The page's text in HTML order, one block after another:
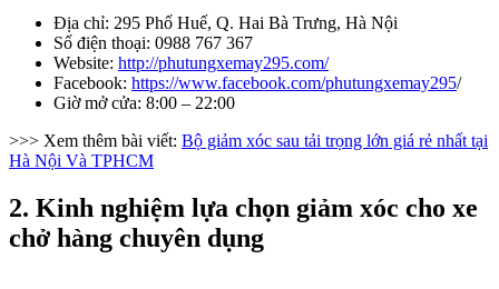
Địa chỉ: 295 Phố Huế, Q. Hai Bà Trưng, Hà Nội
Số điện thoại: 0988 767 367
Website: http://phutungxemay295.com/
Facebook: https://www.facebook.com/phutungxemay295/
Giờ mở cửa: 8:00 – 22:00
>>> Xem thêm bài viết: Bộ giảm xóc sau tải trọng lớn giá rẻ nhất tại
Hà Nội Và TPHCM
2. Kinh nghiệm lựa chọn giảm xóc cho xe
chở hàng chuyên dụng